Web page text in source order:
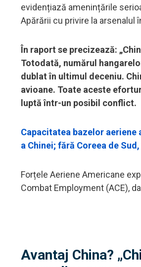
evidențiază amenințările
Apărării cu privire la arsenalul
În raport se precizează:
Totodată, numărul
dublat în ultimul deceniu.
avioane. Toate aceste
luptă într-un posibil conflict.
Capacitatea bazelor aeriene
a Chinei; fără Coreea de
Forțele Aeriene Americane
Combat Employment (ACE),
Avantaj China?